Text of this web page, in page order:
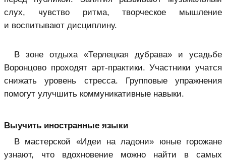
слух, чувство ритма, творческое мышление
и воспитывают дисциплину.
В зоне отдыха «Терлецкая дубрава» и усадьбе
Воронцово проходят арт-практики. Участники учатся
снижать уровень стресса. Групповые упражнения
помогут улучшить коммуникативные навыки.
Выучить иностранные языки
В мастерской «Идеи на ладони» юные горожане
узнают, что вдохновение можно найти в самых